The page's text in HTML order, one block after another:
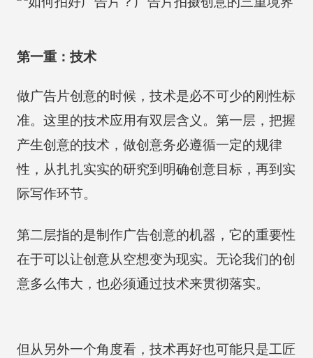
第一重：技术
做广告片创意的时候，技术是必不可少的刚性标
准。这里的技术应用有双层含义。第一层，把握
产生创意的技术，做创意务必遵循一定的规律
性，从扎扎实实的研究到明确创意目标，再到实
际写作环节。
第二层指的是制作广告创意的机器，它的重要性
在于可以让创意从空想变为现实。无论我们的创
意多么伟大，也必须通过技术来贯彻落实。
但从另外一个角度看，技术再好也可能只是工匠